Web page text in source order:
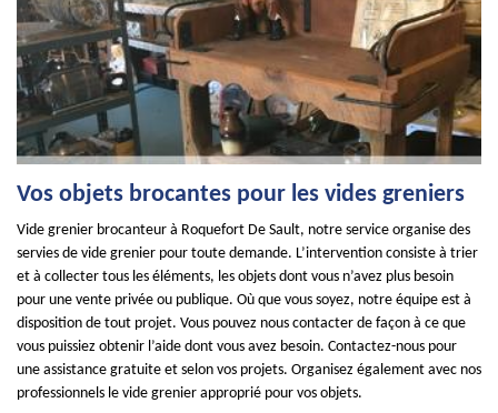
Vos objets brocantes pour les vides greniers
Vide grenier brocanteur à Roquefort De Sault, notre service organise des
servies de vide grenier pour toute demande. L’intervention consiste à trier
et à collecter tous les éléments, les objets dont vous n’avez plus besoin
pour une vente privée ou publique. Où que vous soyez, notre équipe est à
disposition de tout projet. Vous pouvez nous contacter de façon à ce que
vous puissiez obtenir l’aide dont vous avez besoin. Contactez-nous pour
une assistance gratuite et selon vos projets. Organisez également avec nos
professionnels le vide grenier approprié pour vos objets.